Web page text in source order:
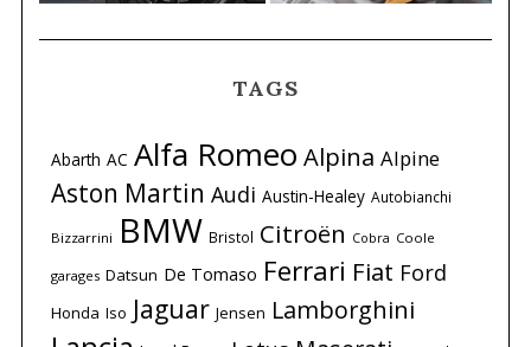
TAGS
Abarth AC Alfa Romeo Alpina Alpine
Aston Martin Audi Austin-Healey Autobianchi
Bizzarrini BMW Bristol Citroën Cobra Coole
garages Datsun De Tomaso Ferrari Fiat Ford
Honda Iso Jaguar Jensen Lamborghini